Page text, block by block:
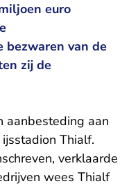
euro
bezwaren van de
zij de
aanbesteding aan
Thialf.
verklaarde
wees Thialf